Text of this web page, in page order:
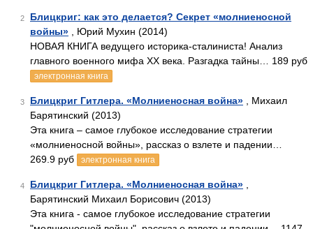
2
Блицкриг: как это делается? Секрет «молниеносной
войны» , Юрий Мухин (2014)
НОВАЯ КНИГА ведущего историка-сталиниста! Анализ
главного военного мифа XX века. Разгадка тайны… 189 руб
электронная книга
3 Блицкриг Гитлера. «Молниеносная война» , Михаил
Барятинский (2013)
Эта книга – самое глубокое исследование стратегии
«молниеносной войны», рассказ о взлете и падении…
269.9 руб
электронная книга
4 Блицкриг Гитлера. «Молниеносная война»
Барятинский Михаил Борисович (2013)
Эта книга - самое глубокое исследование стратегии